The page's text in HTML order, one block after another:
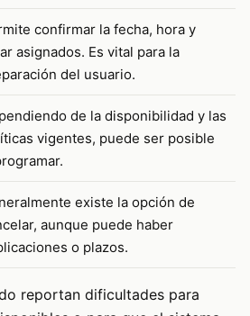
confirmar la fecha, hora y
asignados. Es vital para la
del usuario.
de la disponibilidad y las
vigentes, puede ser posible
existe la opción de
aunque puede haber
o plazos.
reportan dificultades para